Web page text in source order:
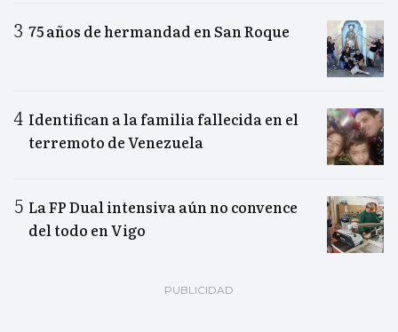
75 años de hermandad en San Roque
Identifican a la familia fallecida en el
terremoto de Venezuela
La FP Dual intensiva aún no convence
del todo en Vigo